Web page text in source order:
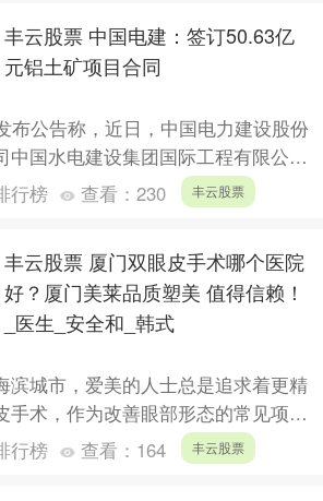
丰云股票 中国电建：签订50.63亿
元铝土矿项目合同
布公告称，近日，中国电力建设股份
中国水电建设集团国际工程有限公司
业公司、华兴高科（北京）商务发展
行榜 查看： 230 丰云股票
丰云股票 厦门双眼皮手术哪个医院
好？厦门美莱品质塑美 值得信赖！
_医生_安全和_韩式
滨城市，爱美的人士总是追求着更精
手术，作为改善眼部形态的常见项
，厦门双眼皮手术哪个医院好呢？今
行榜 查看： 164 丰云股票